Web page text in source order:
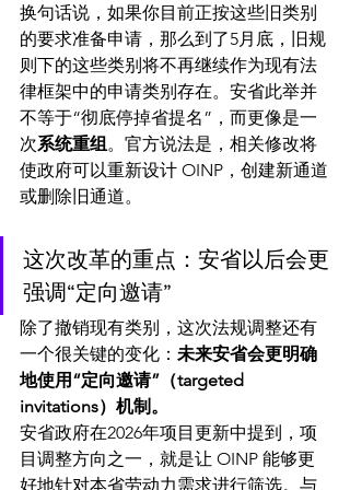
换句话说，如果你目前正按这些旧类别
的要求准备申请，那么到了5月底，旧规
则下的这些类别将不再继续作为现有法
律框架中的申请类别存在。安省此举并
不等于“彻底停掉省提名”，而更像是一
次系统重组。官方说法是，相关修改将
使政府可以重新设计 OINP，创建新通道
或删除旧通道。
这次改革的重点：安省以后会更
强调“定向邀请”
除了撤销现有类别，这次法规调整还有
一个很关键的变化： 未来安省会更明确
地使用“定向邀请”（targeted
invitations）机制。
安省政府在2026年项目更新中提到，项
目调整方向之一，就是让 OINP 能够更
好地针对本省劳动力需求进行筛选。与